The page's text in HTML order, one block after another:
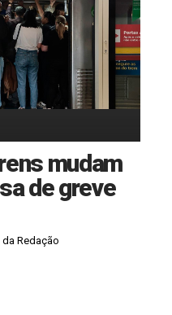
mudam
de greve
Redação